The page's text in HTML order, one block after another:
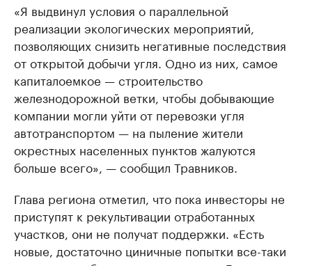
«Я выдвинул условия о параллельной
реализации экологических мероприятий,
позволяющих снизить негативные последствия
от открытой добычи угля. Одно из них, самое
капиталоемкое — строительство
железнодорожной ветки, чтобы добывающие
компании могли уйти от перевозки угля
автотранспортом — на пыление жители
окрестных населенных пунктов жалуются
больше всего», — сообщил Травников.
Глава региона отметил, что пока инвесторы не
приступят к рекультивации отработанных
участков, они не получат поддержки. «Есть
новые, достаточно циничные попытки все-таки